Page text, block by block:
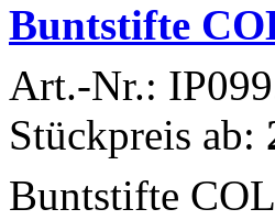
Buntstifte
Art.-Nr.:
Stückpreis ab:
Buntstifte